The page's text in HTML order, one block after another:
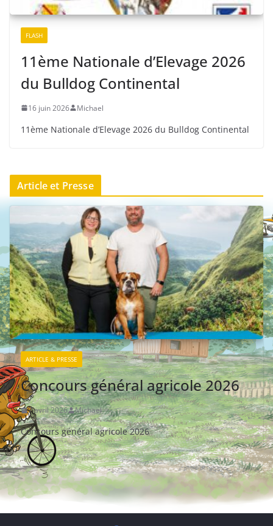
FLASH
11ème Nationale d’Elevage 2026
du Bulldog Continental
16 juin 2026 Michael
11ème Nationale d’Elevage 2026 du Bulldog Continental
Article et Presse
ARTICLE & PRESSE
Concours général agricole 2026
7 avril 2026 Michael
Concours général agricole 2026